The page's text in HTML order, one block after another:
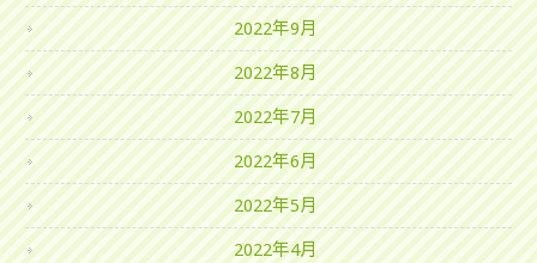
2022年9月
2022年8月
2022年7月
2022年6月
2022年5月
2022年4月